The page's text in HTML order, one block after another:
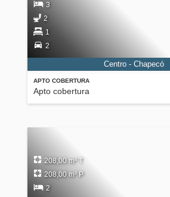
APTO COBERTURA
Apto cobertura
3
2
1
2
Centro - Chapecó
208,00 m² T
208,00 m² P
2